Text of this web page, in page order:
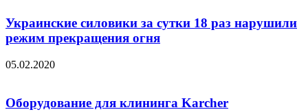
Украинские силовики за сутки 18 раз нарушили
режим прекращения огня
05.02.2020
Оборудование для клининга Karcher